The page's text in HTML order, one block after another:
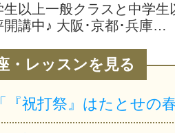
以上一般クラスと中学生
開講中♪ 大阪･京都･兵庫…
・レッスンを見る